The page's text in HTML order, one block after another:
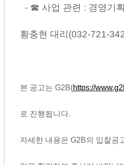
- ☎ 사업 관련 : 경영기
황충현 대리(032-721-
본 공고는 G2B(https://
로 진행됩니다.
자세한 내용은 G2B의 입찰공